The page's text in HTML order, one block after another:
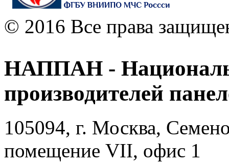
© 2016 Все права
НАППАН -
производителей
105094, г. Москва,
помещение VII, офис 1